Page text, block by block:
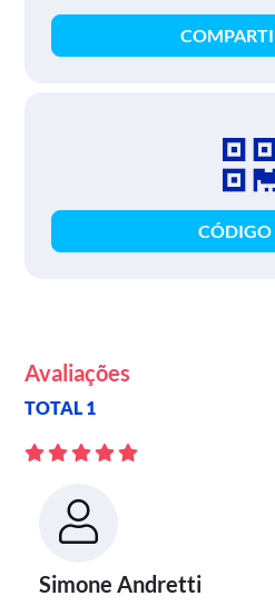
CÓDIGO
Avaliações
TOTAL 1
Simone Andretti